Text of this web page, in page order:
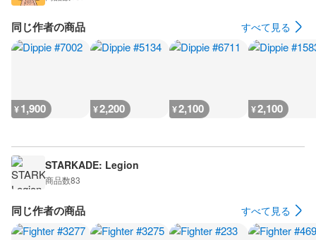
同じ作者の商品 すべて見る
¥1,900 ¥2,200 ¥2,100 ¥2,100
STARKADE: Legion
商品数83
同じ作者の商品 すべて見る